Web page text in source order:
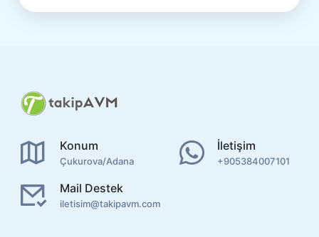
Konum
Çukurova/Adana
İletişim
+905384007101
Mail Destek
iletisim@takipavm.com